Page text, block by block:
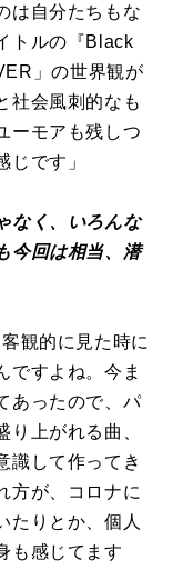
は自分たちもな
トルの『Black
」の世界観が
社会風刺的なも
ーモアも残しつ
です」
なく、いろんな
今回は相当、潜
観的に見た時に
ですよね。今ま
あったので、パ
上がれる曲、
識して作ってき
方が、コロナに
たりとか、個人
も感じてます